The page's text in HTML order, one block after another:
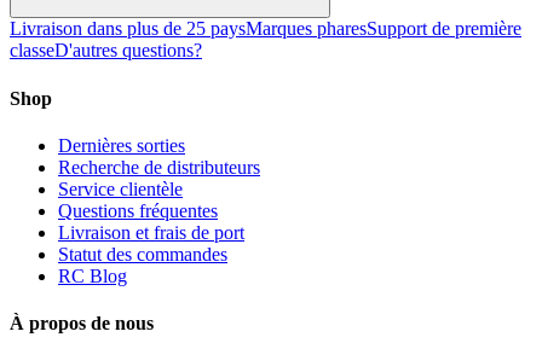
Livraison dans plus de 25 paysMarques pharesSupport de première
classeD'autres questions?
Shop
Dernières sorties
Recherche de distributeurs
Service clientèle
Questions fréquentes
Livraison et frais de port
Statut des commandes
RC Blog
À propos de nous